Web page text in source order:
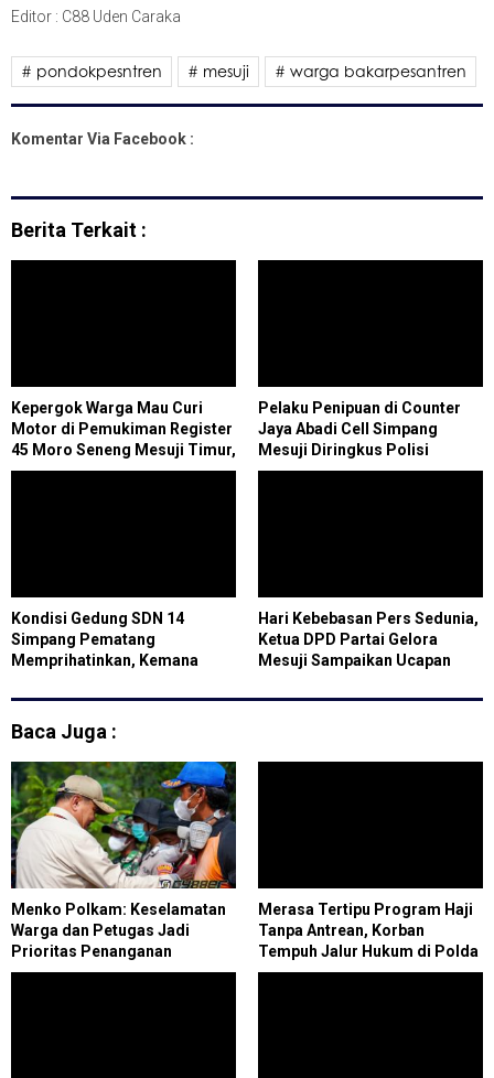
Editor : C88 Uden Caraka
# pondokpesntren # mesuji # warga bakarpesantren
Komentar Via Facebook :
Berita Terkait :
Kepergok Warga Mau Curi
Motor di Pemukiman Register
45 Moro Seneng Mesuji Timur,
Seorang Pencuri Hampir
Pelaku Penipuan di Counter
Jaya Abadi Cell Simpang
Mesuji Diringkus Polisi
Kondisi Gedung SDN 14
Simpang Pematang
Memprihatinkan, Kemana
Sarana dan Prasarana
Sekolah?
Hari Kebebasan Pers Sedunia,
Ketua DPD Partai Gelora
Mesuji Sampaikan Ucapan
Pers di Bumi Ragab Begawe
Baca Juga :
Menko Polkam: Keselamatan
Warga dan Petugas Jadi
Prioritas Penanganan
Karhutla
Merasa Tertipu Program Haji
Tanpa Antrean, Korban
Tempuh Jalur Hukum di Polda
Riau